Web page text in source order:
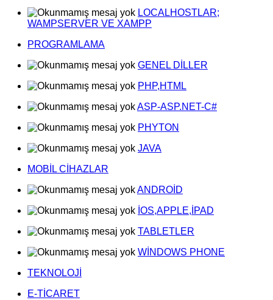
LOCALHOSTLAR;
WAMPSERVER VE XAMPP
PROGRAMLAMA
GENEL DİLLER
PHP,HTML
ASP-ASP.NET-C#
PHYTON
JAVA
MOBİL CİHAZLAR
ANDROİD
İOS,APPLE,İPAD
TABLETLER
WİNDOWS PHONE
TEKNOLOJİ
E-TİCARET